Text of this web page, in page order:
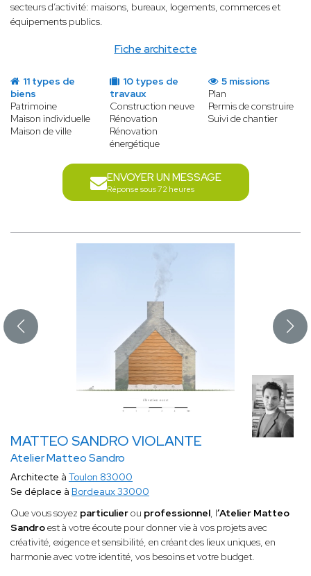
Fiche architecte
secteurs d’activité: maisons, bureaux, logements, commerces et
équipements publics.
11 types de
biens
Patrimoine
Maison individuelle
Maison de ville
10 types de
travaux
Construction neuve
Rénovation
Rénovation
énergétique
5 missions
Plan
Permis de construire
Suivi de chantier
ENVOYER UN MESSAGE
Réponse sous 72 heures
MATTEO SANDRO VIOLANTE
Atelier Matteo Sandro
Architecte à Toulon 83000
Se déplace à Bordeaux 33000
Que vous soyez particulierou professionnel, l’Atelier Matteo
Sandroest à votre écoute pour donner vie à vos projets avec
créativité, exigence et sensibilité, en créant des lieux uniques, en
harmonie avec votre identité, vos besoins et votre budget.